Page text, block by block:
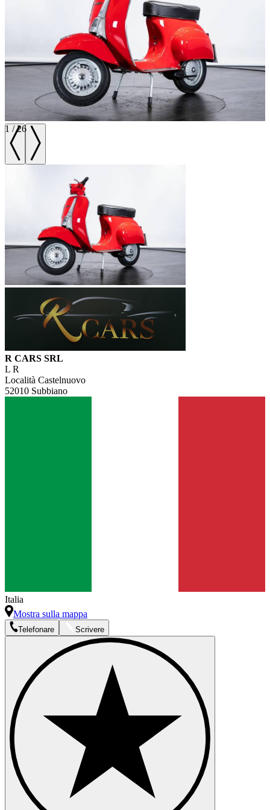
1 /26
R CARS SRL
L R
Località Castelnuovo
52010 Subbiano
Italia
Mostra sulla mappa
Telefonare Scrivere